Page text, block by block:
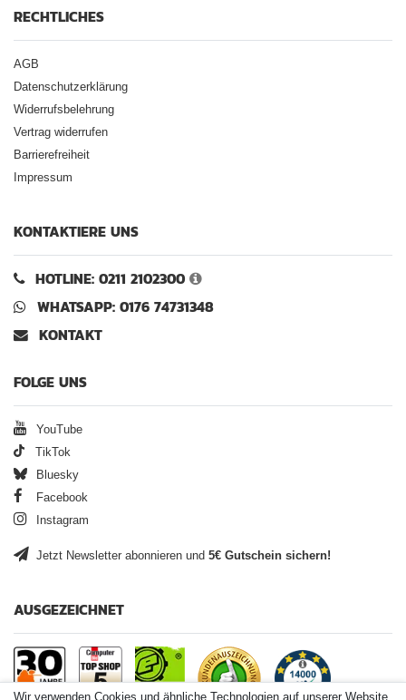
RECHTLICHES
AGB
Datenschutzerklärung
Widerrufsbelehrung
Vertrag widerrufen
Barrierefreiheit
Impressum
KONTAKTIERE UNS
HOTLINE: 0211 2102300
WHATSAPP: 0176 74731348
KONTAKT
FOLGE UNS
YouTube
TikTok
Bluesky
Facebook
Instagram
Jetzt Newsletter abonnieren und 5€ Gutschein sichern!
AUSGEZEICHNET
Wir verwenden Cookies und ähnliche Technologien auf unserer Website